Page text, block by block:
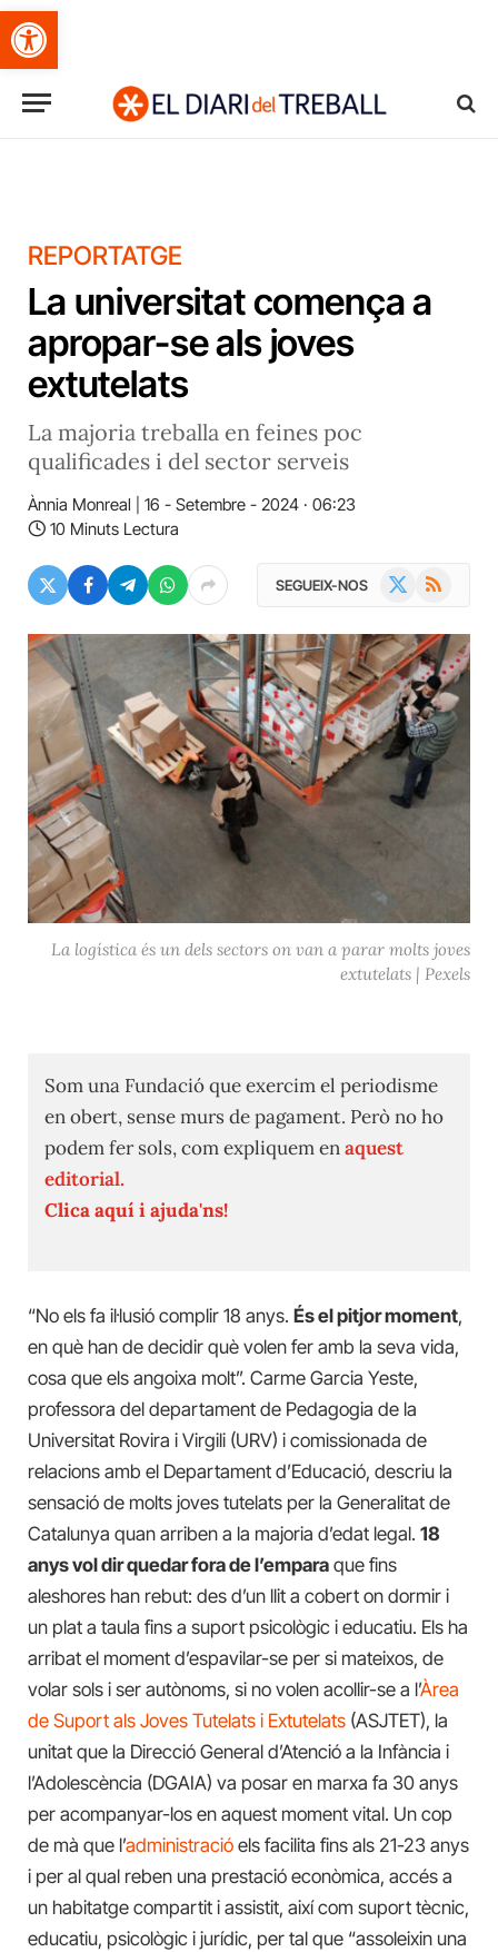
Obre la barra d'eines
REPORTATGE
La universitat comença a
apropar-se als joves
extutelats
La majoria treballa en feines poc
qualificades i del sector serveis
Ànnia Monreal
16 - Setembre - 2024 · 06:23
10 Minuts Lectura
SEGUEIX-NOS RSS
La logística és un dels sectors on van a parar molts joves
extutelats | Pexels
Som una Fundació que exercim el periodisme
en obert, sense murs de pagament. Però no ho
podem fer sols, com expliquem enaquest
editorial.
Clica aquí i ajuda'ns!
“No els fa il·lusió complir 18 anys. És el pitjor moment,
en què han de decidir què volen fer amb la seva vida,
cosa que els angoixa molt”. Carme Garcia Yeste,
professora del departament de Pedagogia de la
Universitat Rovira i Virgili (URV) i comissionada de
relacions amb el Departament d’Educació, descriu la
sensació de molts joves tutelats per la Generalitat de
Catalunya quan arriben a la majoria d’edat legal. 18
anys vol dir quedar fora de l’empara que fins
aleshores han rebut: des d’un llit a cobert on dormir i
un plat a taula fins a suport psicològic i educatiu. Els ha
arribat el moment d’espavilar-se per si mateixos, de
volar sols i ser autònoms, si no volen acollir-se a l’Àrea
de Suport als Joves Tutelats i Extutelats (ASJTET), la
unitat que la Direcció General d’Atenció a la Infància i
l’Adolescència (DGAIA) va posar en marxa fa 30 anys
per acompanyar-los en aquest moment vital. Un cop
de mà que l’administració els facilita fins als 21-23 anys
i per al qual reben una prestació econòmica, accés a
un habitatge compartit i assistit, així com suport tècnic,
educatiu, psicològic i jurídic, per tal que “assoleixin una